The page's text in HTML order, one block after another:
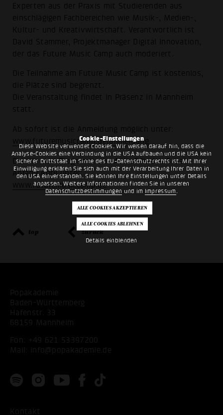
Cookie-Einstellungen
Diese Website verwendet Cookies. Wir weisen darauf hin, dass die
Analyse-Cookies eine Verbindung in die USA aufbauen und die USA kein
sicherer Drittstaat im Sinne des EU-Datenschutzrechts ist. Mit Ihrer
Einwilligung erklären Sie sich auch mit der Verarbeitung Ihrer Daten in
den USA einverstanden. Sie können Ihre Einstellungen unter Details
anpassen. Weitere Informationen finden Sie in unseren
Datenschutzbestimmungen und im Impressum .
Details einblenden
Experten aus der Praxis mit Studierenden aus
einschlägigen Fachbereichen wie Musik-, Medien-,
Kultur- und Kreativwirtschaft. Verantwortlich ist
David Stammer, Projektmanager Digital Innovation,
der das Future Music Camp auch moderiert.
Die Teilnahme am Future Music Camp ist kostenlos,
die Plätze sind begrenzt.
Die Veranstaltung findet in Präsenz in Mannheim
statt.
Ab sofort ist die Anmeldung möglich unter:
www.futuremusiccamp.de/anmeldung
Details zum Programm und Ablauf finden Sie ab
Anfang April unter:
www.futuremusiccamp.de
top zurück
Popakademie
Baden-Württemberg
Hafenstr. 33
68159 Mannheim
Fon:
+49 621 53397200
Mail:
info@popakademie.de
Kontakt